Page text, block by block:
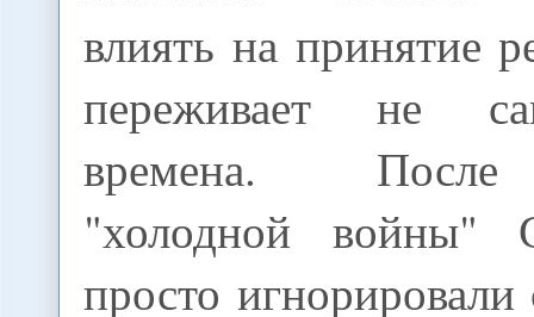
влиять на принятие
переживает не
времена. После
"холодной войны"
просто игнорировали